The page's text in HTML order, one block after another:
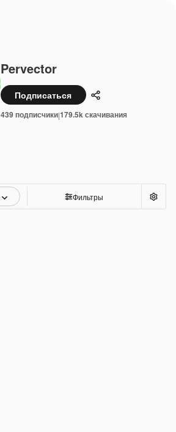
Pervector
Подписаться Поделиться
439 подписчики|179.5k скачивания
Фильтры